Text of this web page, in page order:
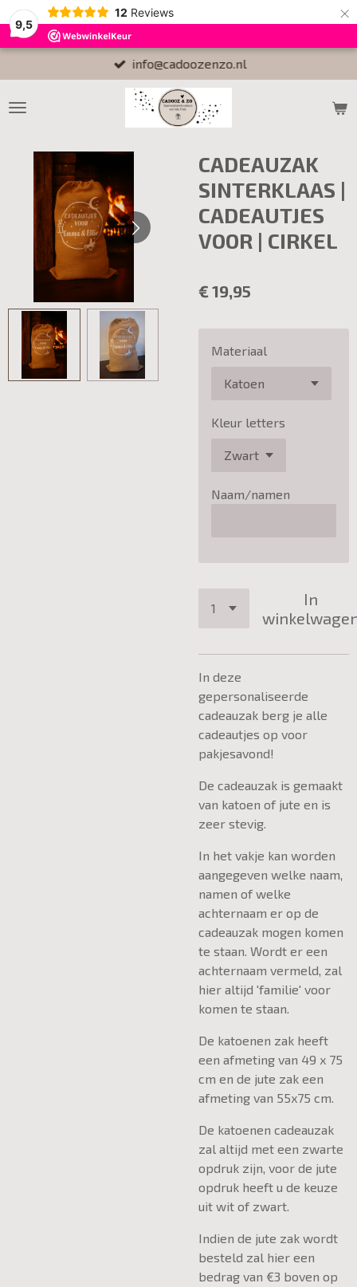
9,5
12 Reviews ×
info@cadoozenzo.nl
CADEAUZAK
SINTERKLAAS |
CADEAUTJES
VOOR | CIRKEL
€ 19,95
Materiaal
Kleur letters
Naam/namen
In
In deze
gepersonaliseerde
cadeauzak berg je alle
cadeautjes op voor
pakjesavond!
De cadeauzak is gemaakt
van katoen of jute en is
zeer stevig.
In het vakje kan worden
aangegeven welke naam,
namen of welke
achternaam er op de
cadeauzak mogen komen
te staan. Wordt er een
achternaam vermeld, zal
hier altijd 'familie' voor
komen te staan.
De katoenen zak heeft
een afmeting van 49 x 75
cm en de jute zak een
afmeting van 55x75 cm.
De katoenen cadeauzak
zal altijd met een zwarte
opdruk zijn, voor de jute
opdruk heeft u de keuze
uit wit of zwart.
Indien de jute zak wordt
besteld zal hier een
bedrag van €3 boven op